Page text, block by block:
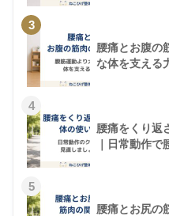
3
腰痛とお腹の
な体を支える
4
腰痛をくり返
｜日常動作で
5
腰痛とお尻の